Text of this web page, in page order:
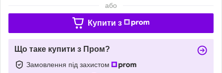
або
Купити з
Що таке купити з Пром?
Замовлення під захистом